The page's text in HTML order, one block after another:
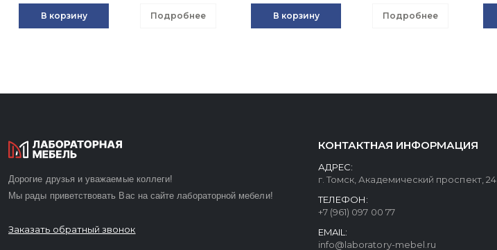
В корзину Подробнее В корзину Подробнее
Дорогие друзья и уважаемые коллеги!
Мы рады приветствовать Вас на сайте лабораторной мебели!
Заказать обратный звонок
КОНТАКТНАЯ ИНФОРМАЦИЯ
АДРЕС:
г. Томск, Академический проспект, 24
ТЕЛЕФОН:
+7 (961) 097 00 77
EMAIL:
info@laboratory-mebel.ru